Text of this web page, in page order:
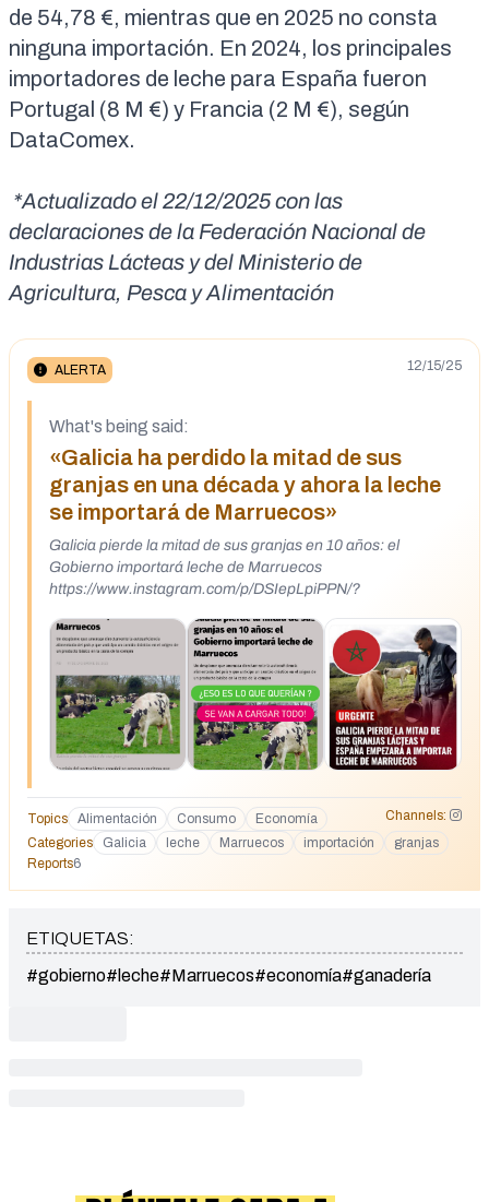
de 54,78 €, mientras que en 2025 no consta
ninguna importación. En 2024, los principales
importadores de leche para España fueron
Portugal (8 M €) y Francia (2 M €), según
DataComex.
*Actualizado el 22/12/2025 con las
declaraciones de la Federación Nacional de
Industrias Lácteas y del Ministerio de
Agricultura, Pesca y Alimentación
ALERTA 12/15/25
What's being said:
«Galicia ha perdido la mitad de sus
granjas en una década y ahora la leche
se importará de Marruecos»
Galicia pierde la mitad de sus granjas en 10 años: el
Gobierno importará leche de Marruecos
https://www.instagram.com/p/DSIepLpiPPN/?
Topics Alimentación Consumo Economía
Channels:
Categories
Galicia leche Marruecos importación
granjas
Reports6
ETIQUETAS:
#gobierno#leche#Marruecos#economía#ganadería